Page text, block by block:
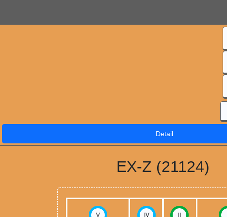
Detail
EX-Z (21124)
V IV II